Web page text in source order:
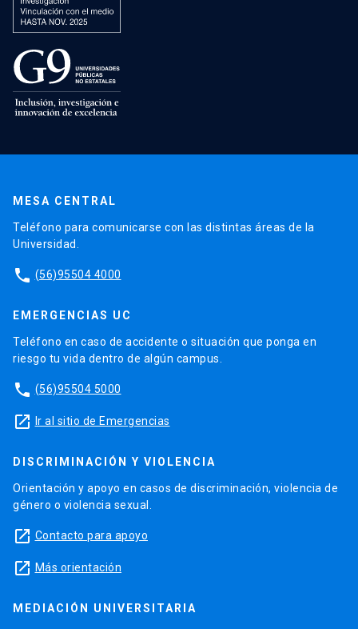
MESA CENTRAL
Teléfono para comunicarse con las distintas áreas de la
Universidad.
phone (56)95504 4000
EMERGENCIAS UC
Teléfono en caso de accidente o situación que ponga en
riesgo tu vida dentro de algún campus.
phone (56)95504 5000
launch Ir al sitio de Emergencias
DISCRIMINACIÓN Y VIOLENCIA
Orientación y apoyo en casos de discriminación, violencia de
género o violencia sexual.
launch Contacto para apoyo
launch Más orientación
MEDIACIÓN UNIVERSITARIA